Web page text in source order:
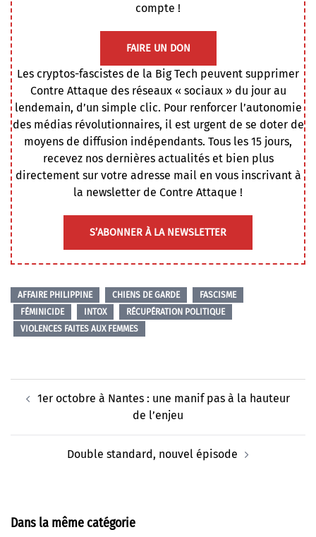
compte !
FAIRE UN DON
Les cryptos-fascistes de la Big Tech peuvent supprimer
Contre Attaque des réseaux « sociaux » du jour au
lendemain, d’un simple clic. Pour renforcer l’autonomie
des médias révolutionnaires, il est urgent de se doter de
moyens de diffusion indépendants. Tous les 15 jours,
recevez nos dernières actualités et bien plus
directement sur votre adresse mail en vous inscrivant à
la newsletter de Contre Attaque !
S’ABONNER À LA NEWSLETTER
AFFAIRE PHILIPPINE CHIENS DE GARDE
FASCISME
FÉMINICIDE
INTOX
RÉCUPÉRATION POLITIQUE
VIOLENCES FAITES AUX FEMMES
d’article
1er octobre à Nantes : une manif pas à la hauteur
de l’enjeu
Double standard, nouvel épisode
Dans la même catégorie